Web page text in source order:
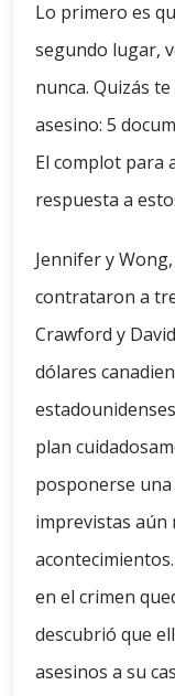
Lo primero es
segundo lugar,
nunca. Quizás
asesino: 5
El complot para
respuesta a
Jennifer y
contrataron a
Crawford y
dólares
plan
posponerse
imprevistas aún
en el crimen
descubrió que
asesinos a su